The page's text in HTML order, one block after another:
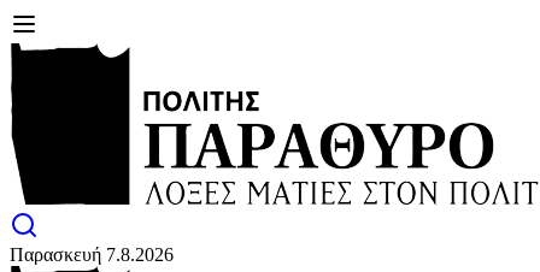
Παρασκευή 7.8.2026